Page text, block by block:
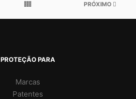
PRÓXIMO
PROTEÇÃO PARA
Marcas
Patentes